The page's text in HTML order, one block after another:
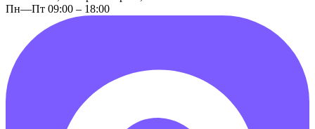
Пн—Пт 09:00 – 18:00